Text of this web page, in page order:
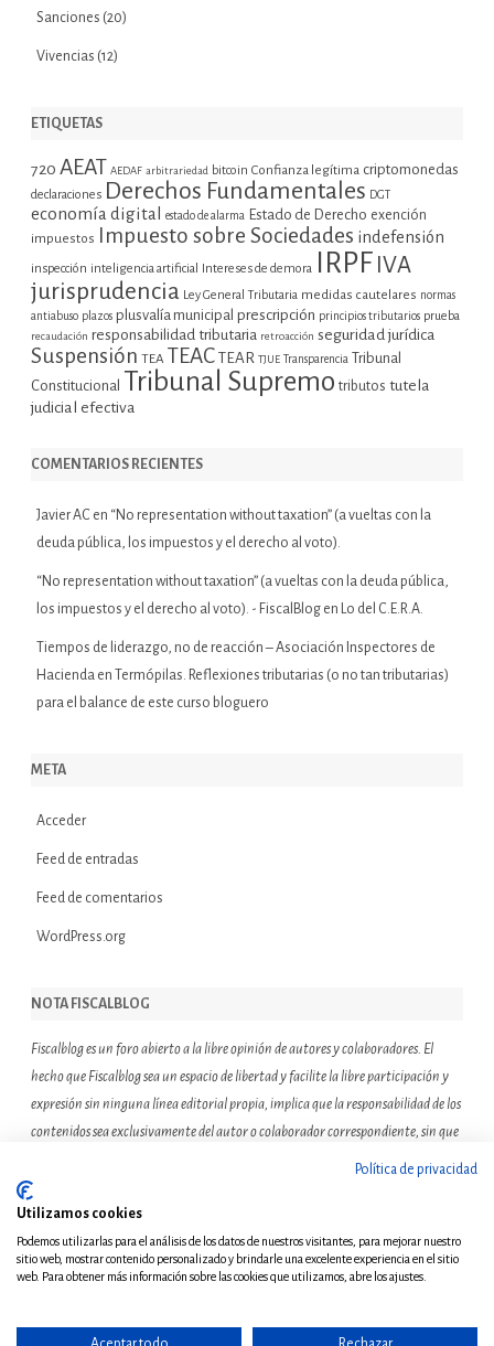
Sanciones (20)
Vivencias (12)
ETIQUETAS
720 AEAT AEDAF arbitrariedad bitcoin Confianza legítima criptomonedas
declaraciones Derechos Fundamentales DGT
economía digital estado de alarma Estado de Derecho exención
impuestos Impuesto sobre Sociedades indefensión
inspección inteligencia artificial Intereses de demora IRPF IVA
jurisprudencia Ley General Tributaria medidas cautelares normas
antiabuso plazos plusvalía municipal prescripción principios tributarios prueba
recaudación responsabilidad tributaria retroacción seguridad jurídica
Suspensión TEA TEAC TEAR TJUE Transparencia Tribunal
Constitucional Tribunal Supremo tributos tutela
judicial efectiva
COMENTARIOS RECIENTES
Javier AC en “No representation without taxation” (a vueltas con la
deuda pública, los impuestos y el derecho al voto).
“No representation without taxation” (a vueltas con la deuda pública,
los impuestos y el derecho al voto). - FiscalBlog en Lo del C.E.R.A.
Tiempos de liderazgo, no de reacción – Asociación Inspectores de
Hacienda en Termópilas. Reflexiones tributarias (o no tan tributarias)
para el balance de este curso bloguero
META
Acceder
Feed de entradas
Feed de comentarios
WordPress.org
NOTA FISCALBLOG
Fiscalblog es un foro abierto a la libre opinión de autores y colaboradores. El
hecho que Fiscalblog sea un espacio de libertad y facilite la libre participación y
expresión sin ninguna línea editorial propia, implica que la responsabilidad de los
contenidos sea exclusivamente del autor o colaborador correspondiente, sin que
ello suponga que el resto de miembros de la comunidad de Fiscalblog asuman o
compartan las reflexiones u opiniones expresadas.
Política de privacidad
Utilizamos cookies
Podemos utilizarlas para el análisis de los datos de nuestros visitantes, para mejorar nuestro
sitio web, mostrar contenido personalizado y brindarle una excelente experiencia en el sitio
web. Para obtener más información sobre las cookies que utilizamos, abre los ajustes.